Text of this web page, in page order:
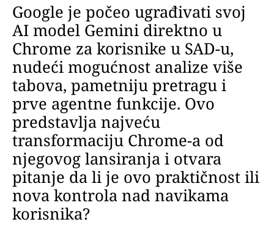
Google je počeo ugrađivati svoj
AI model Gemini direktno u
Chrome za korisnike u SAD-u,
nudeći mogućnost analize više
tabova, pametniju pretragu i
prve agentne funkcije. Ovo
predstavlja najveću
transformaciju Chrome-a od
njegovog lansiranja i otvara
pitanje da li je ovo praktičnost ili
nova kontrola nad navikama
korisnika?